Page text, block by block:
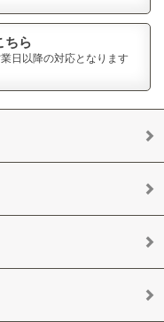
ちら
日以降の対応となります